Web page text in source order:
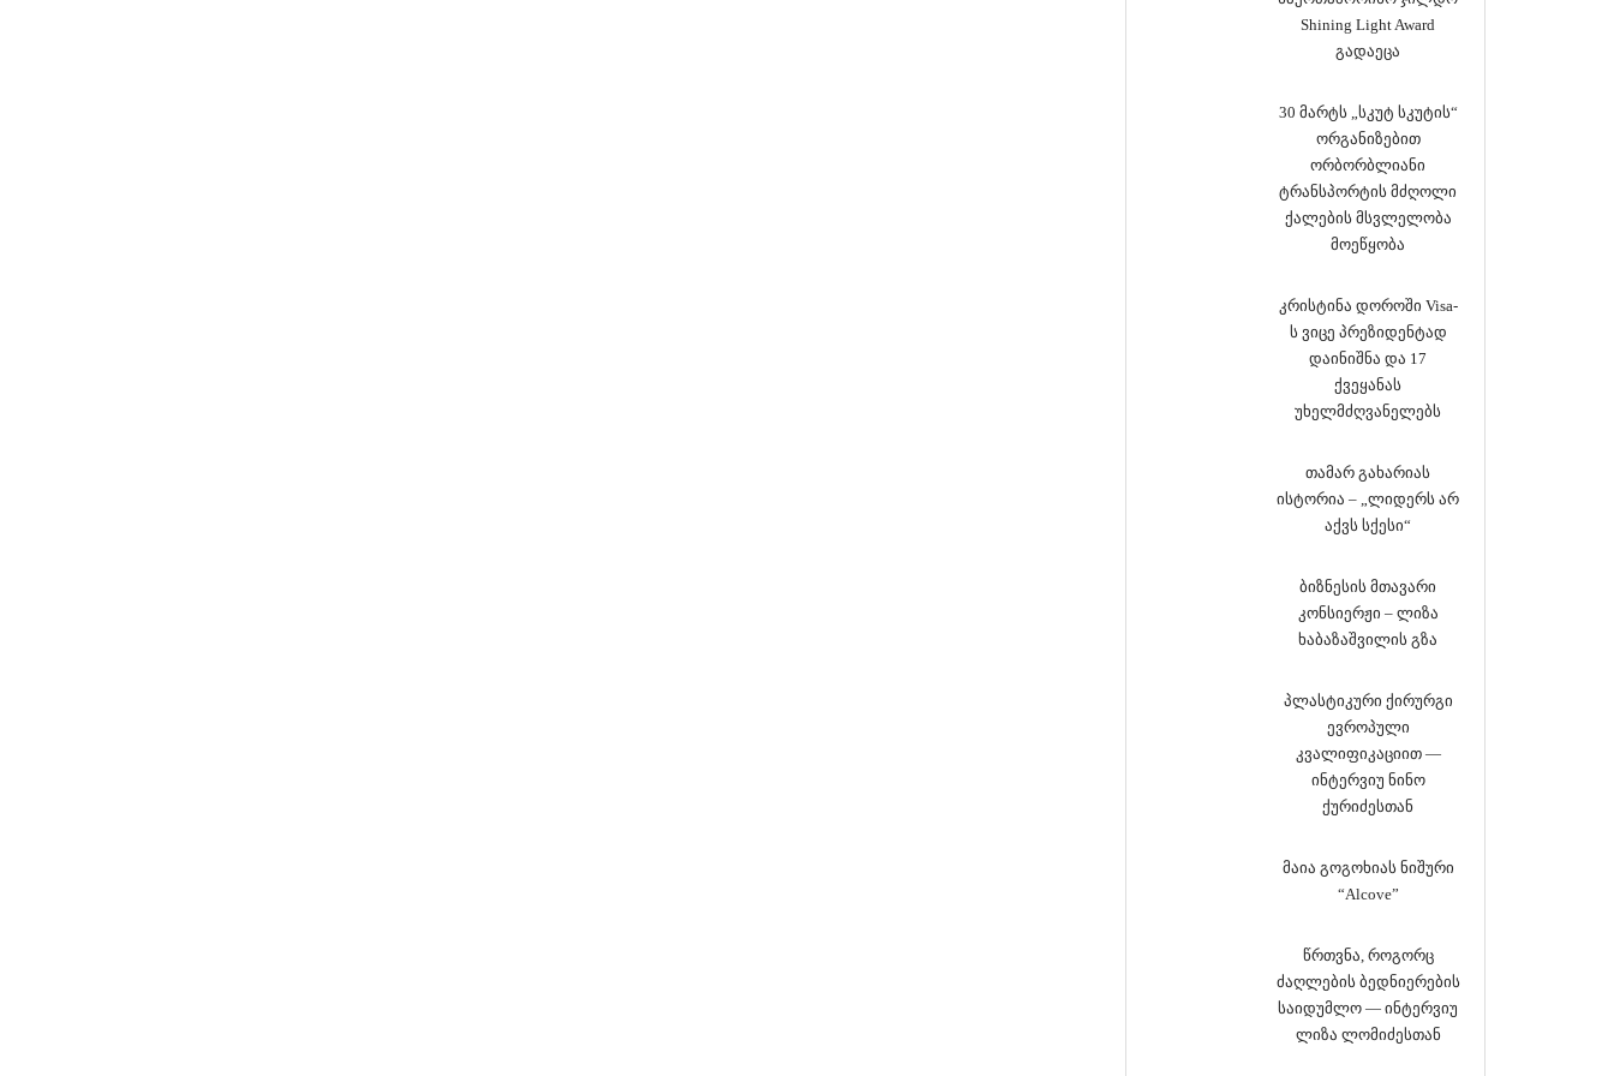
Shining Light Award
გადაეცა
30 მარტს „სკუტ სკუტის“
ორგანიზებით
ორბორბლიანი
ტრანსპორტის მძღოლი
ქალების მსვლელობა
მოეწყობა
კრისტინა დოროში Visa-
ს ვიცე პრეზიდენტად
დაინიშნა და 17
ქვეყანას
უხელმძღვანელებს
თამარ გახარიას
ისტორია – „ლიდერს არ
აქვს სქესი“
ბიზნესის მთავარი
კონსიერჟი – ლიზა
ხაბაზაშვილის გზა
პლასტიკური ქირურგი
ევროპული
კვალიფიკაციით —
ინტერვიუ ნინო
ქურიძესთან
მაია გოგოხიას ნიშური
“Alcove”
წრთვნა, როგორც
ძაღლების ბედნიერების
საიდუმლო — ინტერვიუ
ლიზა ლომიძესთან